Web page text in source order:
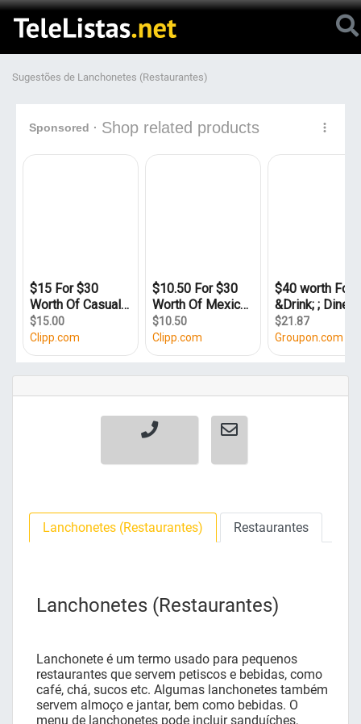
Sugestões de Lanchonetes (Restaurantes)
Lanchonetes (Restaurantes) Restaurantes
Lanchonetes (Restaurantes)
Lanchonete é um termo usado para pequenos
restaurantes que servem petiscos e bebidas, como
café, chá, sucos etc. Algumas lanchonetes também
servem almoço e jantar, bem como bebidas. O
menu de lanchonetes pode incluir sanduíches,